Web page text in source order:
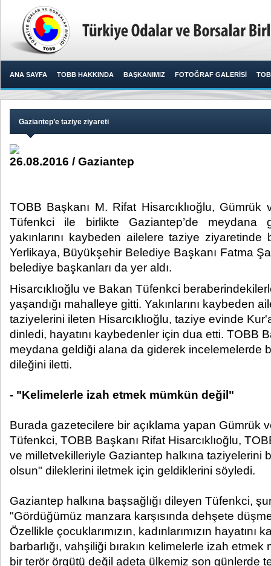
ANA SAYFA TOBB HAKKINDA BAŞKANIMIZ FOTOĞRAF GALERİSİ
Gaziantep’e taziye ziyareti
26.08.2016 / Gaziantep
TOBB Başkanı M. Rifat Hisarcıklıoğlu, Gümrük
Tüfenkci ile birlikte Gaziantep’de meydana
yakınlarını kaybeden ailelere taziye
Yerlikaya, Büyükşehir Belediye Başkanı Fatma
belediye başkanları da yer aldı.​
Hisarcıklıoğlu ve Bakan Tüfenkci
yaşandığı mahalleye gitti. Yakınlarını kaybeden
taziyelerini ileten Hisarcıklıoğlu, taziye evinde
dinledi, hayatını kaybedenler için dua etti. TOBB
meydana geldiği alana da giderek incelemelerde
dileğini iletti.
- "Kelimelerle izah etmek mümkün değil"
Burada gazetecilere bir açıklama yapan Gümrük
Tüfenkci, TOBB Başkanı Rifat Hisarcıklıoğlu,
ve milletvekilleriyle Gaziantep halkına taziyelerini
olsun" dileklerini iletmek için geldiklerini söyledi.
Gaziantep halkına başsağlığı dileyen Tüfenkci,
"Gördüğümüz manzara karşısında dehşete
Özellikle çocuklarımızın, kadınlarımızın hayatını
barbarlığı, vahşiliği bırakın kelimelerle izah
bir terör örgütü değil adeta ülkemiz son günlerde